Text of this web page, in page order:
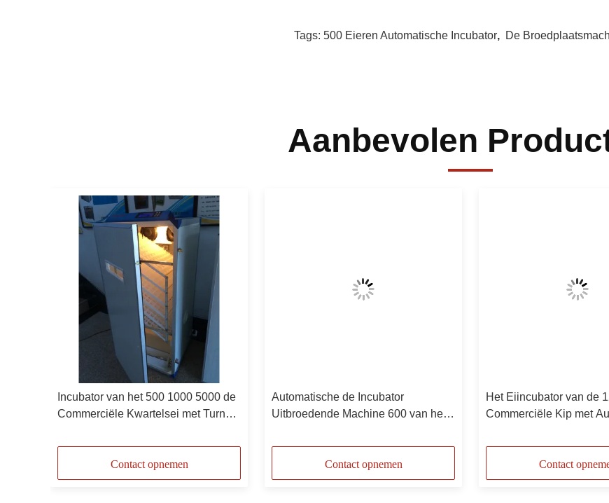
Tags: 500 Eieren Automatische Incubator, De
Aanbevolen
Incubator van het 500 1000 5000 de
Commerciële Kwartelsei met Turner
Contact opnemen
Automatische de Incubator
Uitbroedende Machine 600 van het
Contact opnemen
Het Eiincubator van de
Commerciële Kip met
Contact